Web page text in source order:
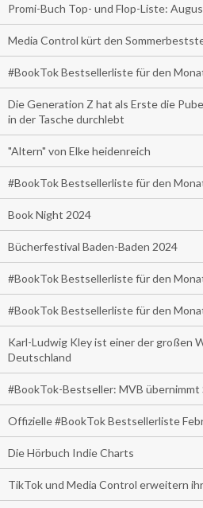
Promi-Buch Top- und Flop-Liste:
Media Control kürt den
#BookTok Bestsellerliste für den
Die Generation Z hat als Erste die
in der Tasche durchlebt
"Altern" von Elke heidenreich
#BookTok Bestsellerliste für den
Book Night 2024
Bücherfestival Baden-Baden 2024
#BookTok Bestsellerliste für den
#BookTok Bestsellerliste für den
Karl-Ludwig Kley ist einer der großen
Deutschland
#BookTok-Bestseller: MVB übernimmt
Offizielle #BookTok Bestsellerliste
Die Hörbuch Indie Charts
TikTok und Media Control erweitern